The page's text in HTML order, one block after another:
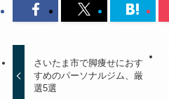
さいたま市で脚痩せにおす
すめのパーソナルジム、厳
選5選